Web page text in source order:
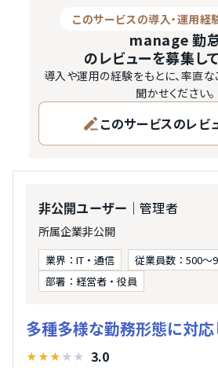
manage 勤怠は、ERP（統合基幹業
つmanageシリーズの製品である…
このサービスの導入・運用経
manage 勤
のレビューを募集し
導入や運用の経験をもとに、率直な
聞かせください。
このサービスのレビ
非公開ユーザー ｜管理者
所属企業非公開
業界：IT・通信
従業員数：500～
部署：経営者・役員
多種多様な勤務形態に対応
★★★ ★ ★ 3.0